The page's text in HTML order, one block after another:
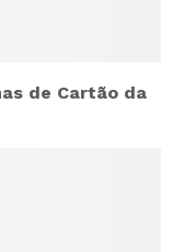
de Cartão da